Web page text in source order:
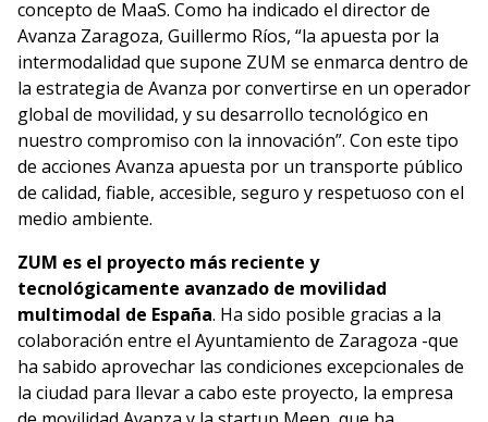
concepto de MaaS. Como ha indicado el director de
Avanza Zaragoza, Guillermo Ríos, “la apuesta por la
intermodalidad que supone ZUM se enmarca dentro de
la estrategia de Avanza por convertirse en un operador
global de movilidad, y su desarrollo tecnológico en
nuestro compromiso con la innovación”. Con este tipo
de acciones Avanza apuesta por un transporte público
de calidad, fiable, accesible, seguro y respetuoso con el
medio ambiente.
ZUM es el proyecto más reciente y
tecnológicamente avanzado de movilidad
multimodal de España. Ha sido posible gracias a la
colaboración entre el Ayuntamiento de Zaragoza -que
ha sabido aprovechar las condiciones excepcionales de
la ciudad para llevar a cabo este proyecto, la empresa